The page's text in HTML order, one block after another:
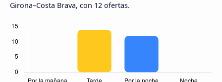
Girona–Costa Brava, con 12 ofertas.